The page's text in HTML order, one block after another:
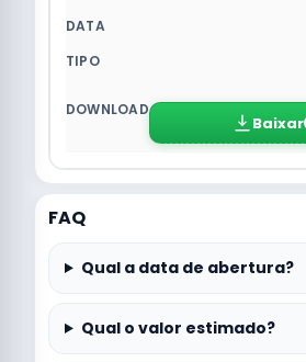
Baixar
FAQ
Qual a data de abertura?
Qual o valor estimado?